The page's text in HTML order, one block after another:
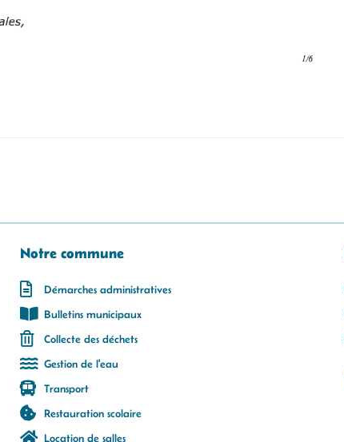
Notre commune
Démarches administratives
Bulletins municipaux
Collecte des déchets
Gestion de l'eau
Transport
Restauration scolaire
Location de salles